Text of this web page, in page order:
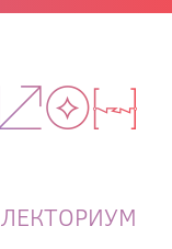
ЛЕКТОРИУМ